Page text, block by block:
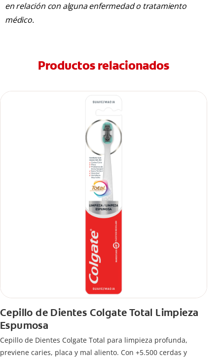
en relación con alguna enfermedad o tratamiento
médico.
Productos relacionados
Cepillo de Dientes Colgate Total Limpieza
Espumosa
Cepillo de Dientes Colgate Total para limpieza profunda,
previene caries, placa y mal aliento. Con +5.500 cerdas y